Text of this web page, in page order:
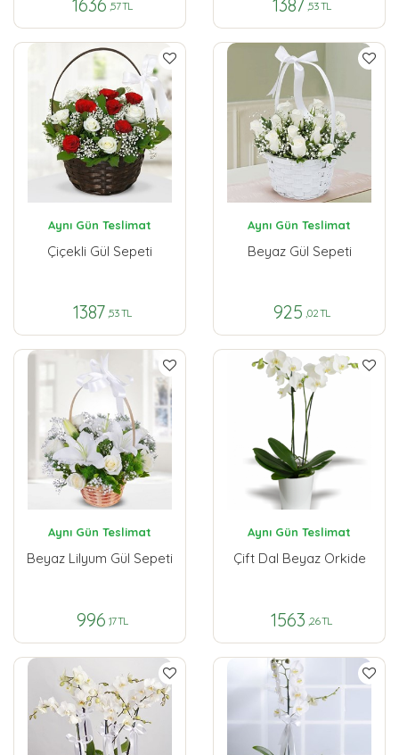
1636 ,57 TL 1387 ,53 TL
Aynı Gün Teslimat
Çiçekli Gül Sepeti
1387 ,53 TL
Aynı Gün Teslimat
Beyaz Gül Sepeti
925 ,02 TL
Aynı Gün Teslimat
Beyaz Lilyum Gül Sepeti
996 ,17 TL
Aynı Gün Teslimat
Çift Dal Beyaz Orkide
1563 ,26 TL